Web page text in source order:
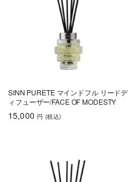
SINN PURETE マインドフル リードデ
ィフューザー/FACE OF MODESTY
15,000 円 (税込)